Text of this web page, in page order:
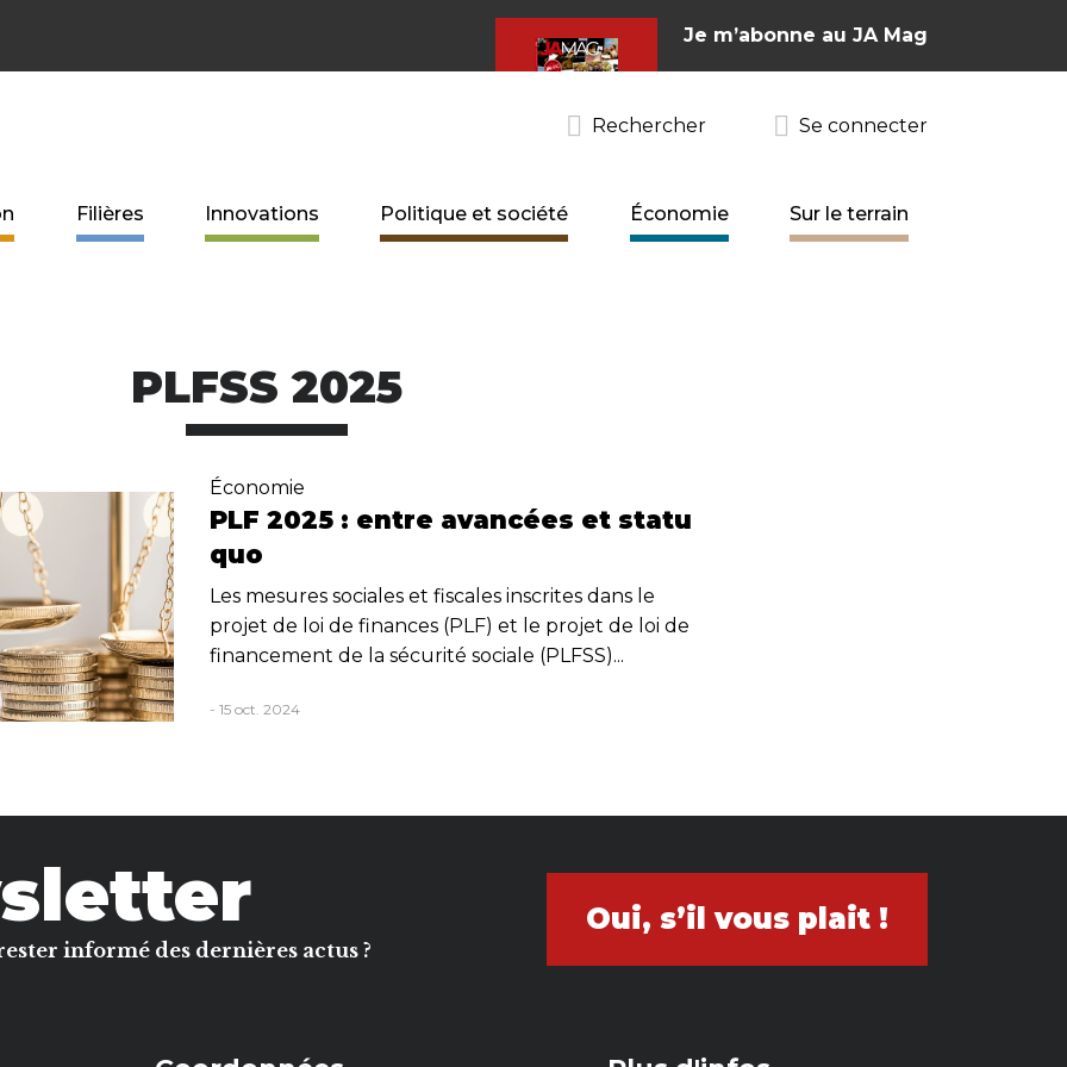
Je m’abonne au JA Mag
Rechercher Se connecter
Filières Innovations Politique et société Économie Sur le terrain
PLFSS 2025
Économie
PLF 2025 : entre avancées et statu
quo
Les mesures sociales et fiscales inscrites dans le
projet de loi de finances (PLF) et le projet de loi de
financement de la sécurité sociale (PLFSS)...
- 15 oct. 2024
informé des dernières actus ?
Oui, s’il vous plait !